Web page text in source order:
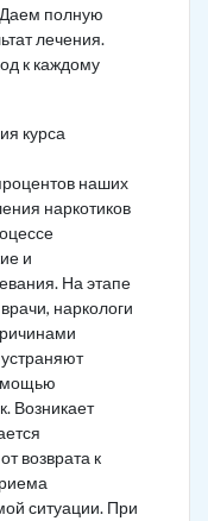
Даем полную
лечения.
к каждому
курса
наших
наркотиков
и
На этапе
наркологи
Возникает
возврата к
ситуации. При